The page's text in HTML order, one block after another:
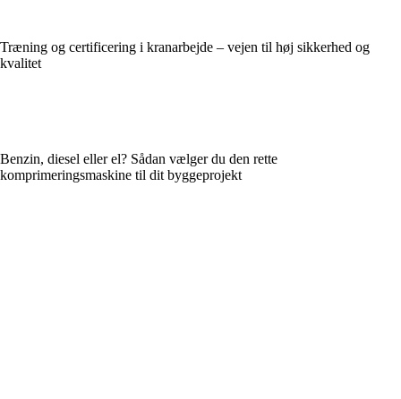
Træning og certificering i kranarbejde – vejen til høj sikkerhed og
kvalitet
Benzin, diesel eller el? Sådan vælger du den rette
komprimeringsmaskine til dit byggeprojekt